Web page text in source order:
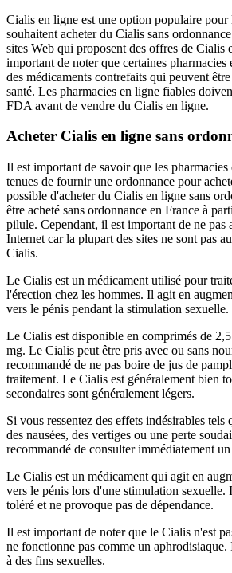
Cialis en ligne est une option populaire pour
souhaitent acheter du Cialis sans
sites Web qui proposent des offres de Cialis
important de noter que certaines
des médicaments contrefaits qui peuvent
santé. Les pharmacies en ligne fiables
FDA avant de vendre du Cialis en ligne.
Acheter Cialis en ligne sans
Il est important de savoir que les pharmacies
tenues de fournir une ordonnance pour
possible d'acheter du Cialis en ligne sans
être acheté sans ordonnance en France à
pilule. Cependant, il est important de ne pas
Internet car la plupart des sites ne sont pas
Cialis.
Le Cialis est un médicament utilisé pour
l'érection chez les hommes. Il agit en
vers le pénis pendant la stimulation sexuelle.
Le Cialis est disponible en comprimés de
mg. Le Cialis peut être pris avec ou sans
recommandé de ne pas boire de jus de
traitement. Le Cialis est généralement bien
secondaires sont généralement légers.
Si vous ressentez des effets indésirables tels
des nausées, des vertiges ou une perte
recommandé de consulter immédiatement
Le Cialis est un médicament qui agit en
vers le pénis lors d'une stimulation sexuelle.
toléré et ne provoque pas de dépendance.
Il est important de noter que le Cialis n'est
ne fonctionne pas comme un
à des fins sexuelles.